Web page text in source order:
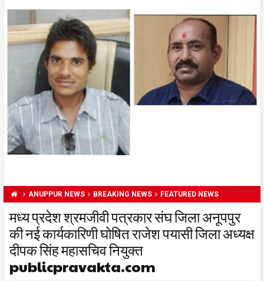
ANUPPUR NEWS BREAKING NEWS FEATURED NEWS
मध्य प्रदेश श्रमजीवी पत्रकार संघ जिला अनूपपुर
की नई कार्यकारिणी घोषित राजेश पयासी जिला अध्यक्ष
दीपक सिंह महासचिव नियुक्त
publicpravakta.com